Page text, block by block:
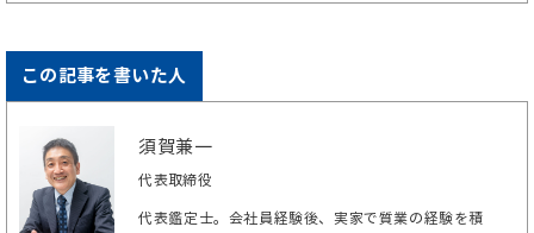
この記事を書いた人
須賀兼一
代表取締役
代表鑑定士。会社員経験後、実家で質業の経験を積